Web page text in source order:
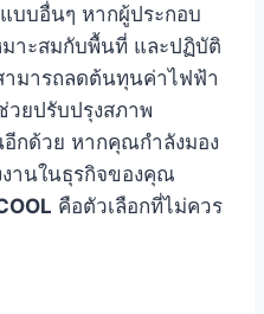
บบอื่นๆ หากผู้ประกอบ
มาะสมกับพื้นที่ และปฏิบัติ
ามารถลดต้นทุนค่าไฟฟ้า
ยปรับปรุงสภาพ
กด้วย หากคุณกำลังมอง
านในธุรกิจของคุณ
คือตัวเลือกที่ไม่ควร